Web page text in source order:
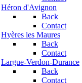
Héron d'Avignon
Back
Contact
Hyères les Maures
Back
Contact
Largue-Verdon-Durance
Back
Contact